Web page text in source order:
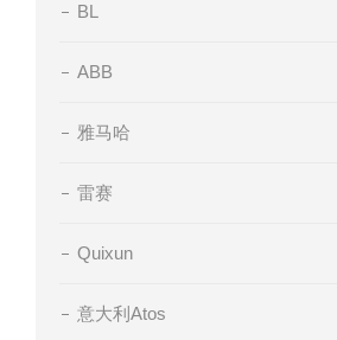
BL
ABB
雅马哈
雷赛
Quixun
意大利Atos